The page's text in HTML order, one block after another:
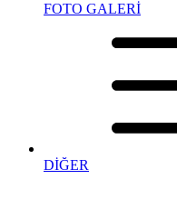
FOTO GALERİ
DİĞER